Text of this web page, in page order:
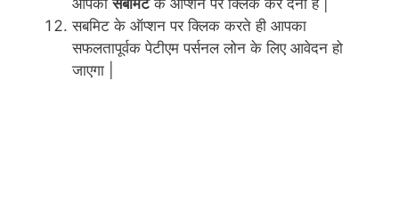
सबमिट के ऑप्शन पर क्लिक करते ही आपका
सफलतापूर्वक पेटीएम पर्सनल लोन के लिए आवेदन हो
जाएगा |